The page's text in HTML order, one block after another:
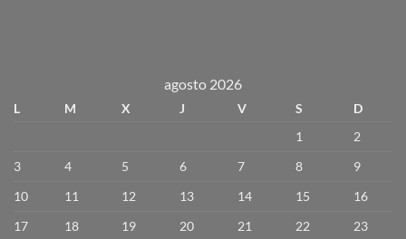
agosto 2026
L M X J V S
D
1
2
3
4 5 6 7 8
9
10
11 12 13 14 15
16
17
18 19 20 21 22 23